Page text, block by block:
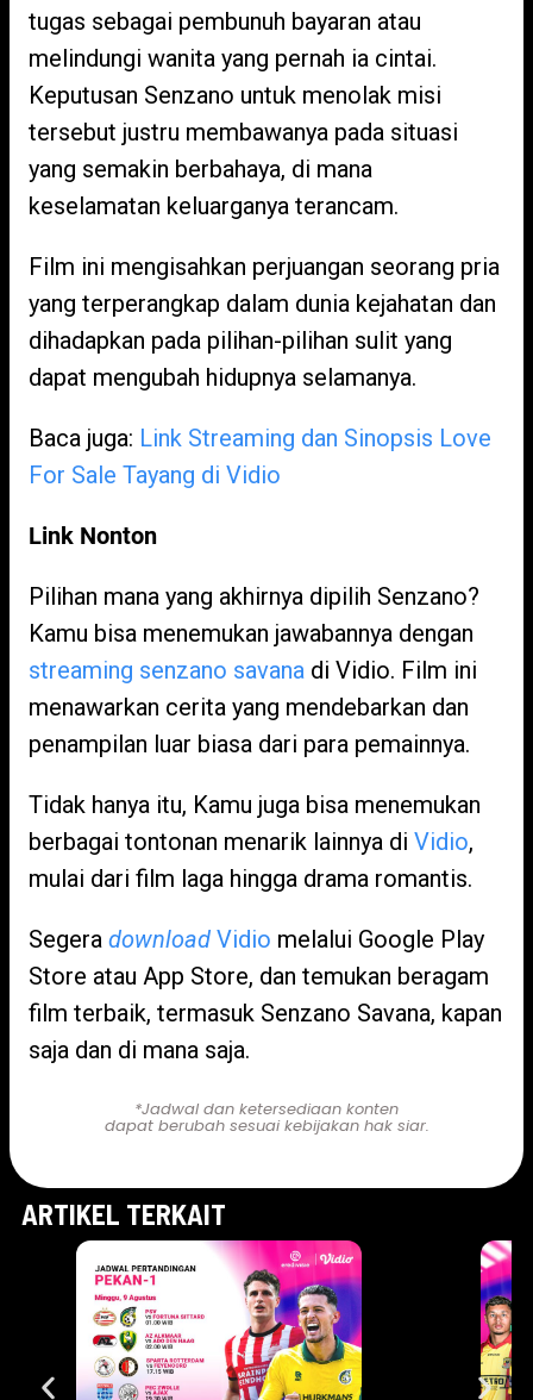
tugas sebagai pembunuh bayaran atau
melindungi wanita yang pernah ia cintai.
Keputusan Senzano untuk menolak misi
tersebut justru membawanya pada situasi
yang semakin berbahaya, di mana
keselamatan keluarganya terancam.
Film ini mengisahkan perjuangan seorang pria
yang terperangkap dalam dunia kejahatan dan
dihadapkan pada pilihan-pilihan sulit yang
dapat mengubah hidupnya selamanya.
Baca juga: Link Streaming dan Sinopsis Love
For Sale Tayang di Vidio
Link Nonton
Pilihan mana yang akhirnya dipilih Senzano?
Kamu bisa menemukan jawabannya dengan
streaming senzano savana di Vidio. Film ini
menawarkan cerita yang mendebarkan dan
penampilan luar biasa dari para pemainnya.
Tidak hanya itu, Kamu juga bisa menemukan
berbagai tontonan menarik lainnya di Vidio,
mulai dari film laga hingga drama romantis.
Segera download Vidio melalui Google Play
Store atau App Store, dan temukan beragam
film terbaik, termasuk Senzano Savana, kapan
saja dan di mana saja.
*Jadwal dan ketersediaan konten
dapat berubah sesuai kebijakan hak siar.
ARTIKEL TERKAIT